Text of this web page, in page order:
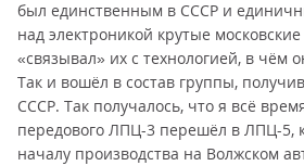
был единственным в СССР и
над электроникой крутые
«связывал» их с технологией, в чём
Так и вошёл в состав группы,
СССР. Так получалось, что я всё
передового ЛПЦ-3 перешёл в ЛПЦ-5,
началу производства на Волжском